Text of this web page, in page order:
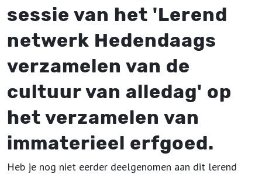
sessie van het 'Lerend
netwerk Hedendaags
verzamelen van de
cultuur van alledag' op
het verzamelen van
immaterieel erfgoed.
Heb je nog niet eerder deelgenomen aan dit lerend